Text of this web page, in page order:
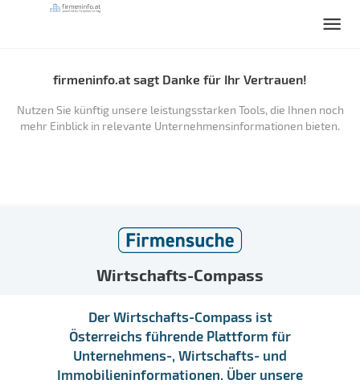
firmeninfo.at sagt Danke für Ihr Vertrauen!
Nutzen Sie künftig unsere leistungsstarken Tools, die Ihnen noch
mehr Einblick in relevante Unternehmensinformationen bieten.
Wirtschafts-Compass
Der Wirtschafts-Compass ist
Österreichs führende Plattform für
Unternehmens-, Wirtschafts- und
Immobilieninformationen. Über unsere